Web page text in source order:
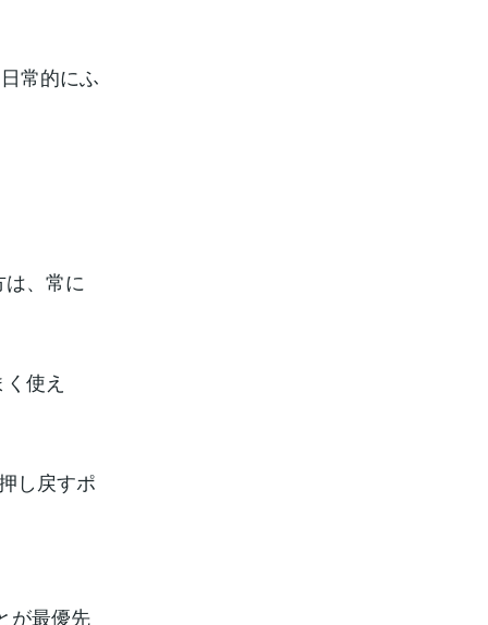
常的にふ
、常に
使え
し戻すポ
が最優先